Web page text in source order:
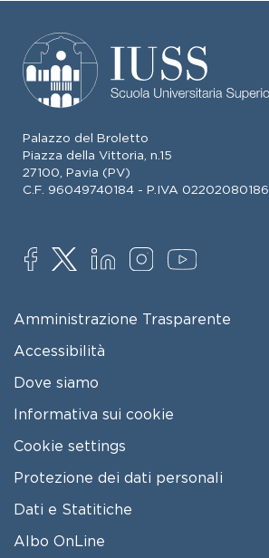
Palazzo del Broletto
Piazza della Vittoria, n.15
27100, Pavia (PV)
C.F. 96049740184 - P.IVA 02202080186
SOCIAL
FOOTER MENU
Amministrazione Trasparente
Accessibilità
Dove siamo
Informativa sui cookie
Cookie settings
Protezione dei dati personali
Dati e Statitiche
FOOTER 2
Albo OnLine